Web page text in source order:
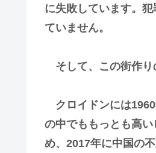
に失敗しています。
ていません。
そして、この街作り
クロイドンには1960
の中でももっとも高
め、2017年に中国の